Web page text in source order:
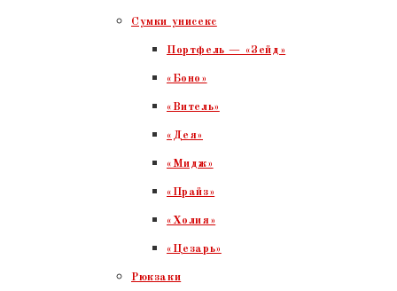
Сумки унисекс
Портфель — «Зейд»
«Боно»
«Витель»
«Дея»
«Мидж»
«Прайз»
«Холия»
«Цезарь»
Рюкзаки